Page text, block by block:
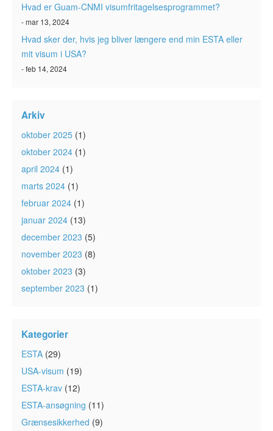
Hvad er Guam-CNMI visumfritagelsesprogrammet?
- mar 13, 2024
Hvad sker der, hvis jeg bliver længere end min ESTA eller
mit visum i USA?
- feb 14, 2024
Arkiv
oktober 2025 (1)
oktober 2024 (1)
april 2024 (1)
marts 2024 (1)
februar 2024 (1)
januar 2024 (13)
december 2023 (5)
november 2023 (8)
oktober 2023 (3)
september 2023 (1)
Kategorier
ESTA (29)
USA-visum (19)
ESTA-krav (12)
ESTA-ansøgning (11)
Grænsesikkerhed (9)